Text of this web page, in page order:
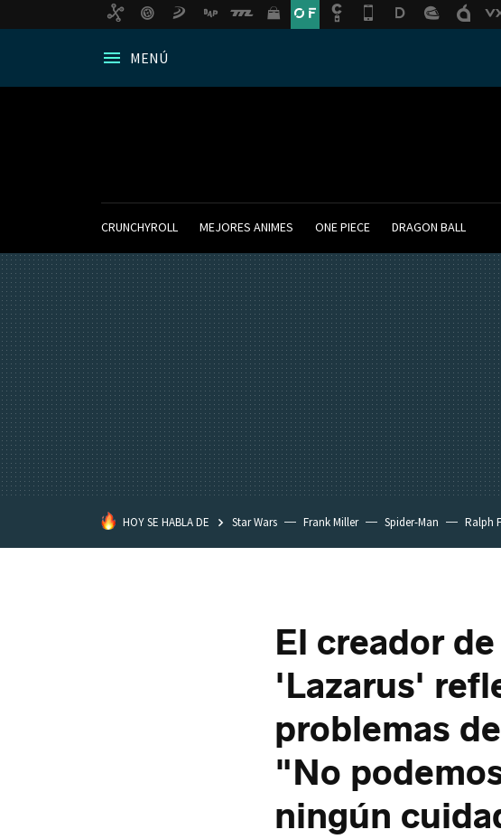
MENÚ
CRUNCHYROLL MEJORES ANIMES ONE PIECE DRAGON BALL
HOY SE HABLA DE Star Wars Frank Miller Spider-Man Ralph
El creador
'Lazarus'
problemas
"No
ningún